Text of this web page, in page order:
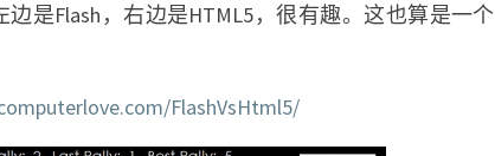
是Flash，右边是HTML5，很有趣。这也算是一个
FlashVsHtml5/